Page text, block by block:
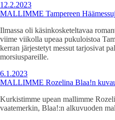
12.2.2023
MALLIMME Tampereen
Ilmassa oli käsinkosketeltavaa
viime viikolla upeaa pukuloistoa
kerran järjestetyt messut tarjosivat
morsiuspareille.
6.1.2023
MALLIMME Rozelina Blaa!n
Kurkistimme upean mallimme
vaatemerkin, Blaa!:n alkuvuoden